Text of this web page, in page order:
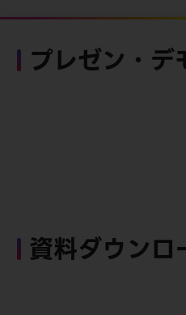
プレゼン・デ
資料ダウンロ